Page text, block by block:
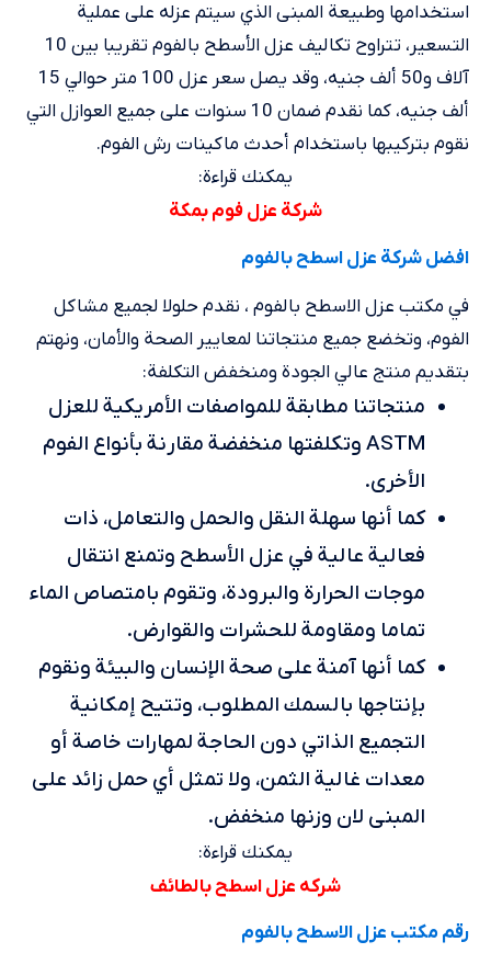
استخدامها وطبيعة المبنى الذي سيتم عزله على عملية
التسعير، تتراوح تكاليف عزل الأسطح بالفوم تقريبا بين 10
آلاف و50 ألف جنيه، وقد يصل سعر عزل 100 متر حوالي 15
ألف جنيه، كما نقدم ضمان 10 سنوات على جميع العوازل التي
نقوم بتركيبها باستخدام أحدث ماكينات رش الفوم.
يمكنك قراءة:
شركة عزل فوم بمكة
افضل شركة عزل اسطح بالفوم
في مكتب عزل الاسطح بالفوم ، نقدم حلولا لجميع مشاكل
الفوم، وتخضع جميع منتجاتنا لمعايير الصحة والأمان، ونهتم
بتقديم منتج عالي الجودة ومنخفض التكلفة:
منتجاتنا مطابقة للمواصفات الأمريكية للعزل
ASTM وتكلفتها منخفضة مقارنة بأنواع الفوم
الأخرى.
كما أنها سهلة النقل والحمل والتعامل، ذات
فعالية عالية في عزل الأسطح وتمنع انتقال
موجات الحرارة والبرودة، وتقوم بامتصاص الماء
تماما ومقاومة للحشرات والقوارض.
كما أنها آمنة على صحة الإنسان والبيئة ونقوم
بإنتاجها بالسمك المطلوب، وتتيح إمكانية
التجميع الذاتي دون الحاجة لمهارات خاصة أو
معدات غالية الثمن، ولا تمثل أي حمل زائد على
المبنى لان وزنها منخفض.
يمكنك قراءة:
شركه عزل اسطح بالطائف
رقم مكتب عزل الاسطح بالفوم